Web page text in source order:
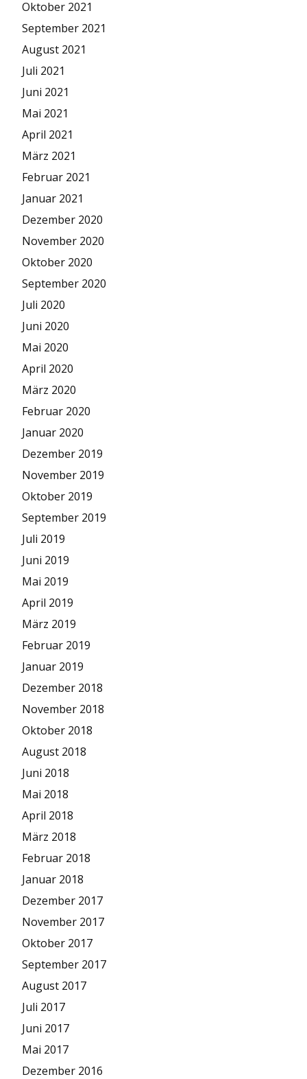
Oktober 2021
September 2021
August 2021
Juli 2021
Juni 2021
Mai 2021
April 2021
März 2021
Februar 2021
Januar 2021
Dezember 2020
November 2020
Oktober 2020
September 2020
Juli 2020
Juni 2020
Mai 2020
April 2020
März 2020
Februar 2020
Januar 2020
Dezember 2019
November 2019
Oktober 2019
September 2019
Juli 2019
Juni 2019
Mai 2019
April 2019
März 2019
Februar 2019
Januar 2019
Dezember 2018
November 2018
Oktober 2018
August 2018
Juni 2018
Mai 2018
April 2018
März 2018
Februar 2018
Januar 2018
Dezember 2017
November 2017
Oktober 2017
September 2017
August 2017
Juli 2017
Juni 2017
Mai 2017
Dezember 2016